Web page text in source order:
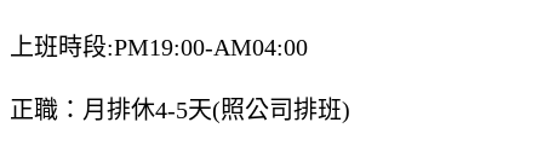
上班時段:PM19:00-AM04:00
正職：月排休4-5天(照公司排班)